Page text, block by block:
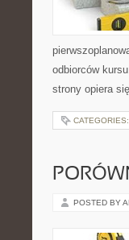
odbiorców
strony opiera
CATEGORIES:
POSTED BY